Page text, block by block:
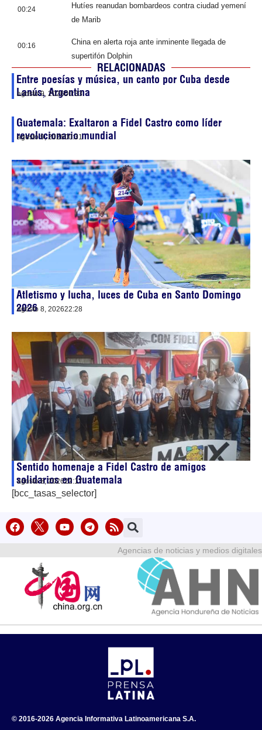
00:24
Hutíes reanudan bombardeos contra ciudad yemení
de Marib
00:16
China en alerta roja ante inminente llegada de
supertifón Dolphin
RELACIONADAS
Entre poesías y música, un canto por Cuba desde
Lanús, Argentina
agosto 9, 202600:33
Guatemala: Exaltaron a Fidel Castro como líder
revolucionario mundial
agosto 9, 202600:31
Atletismo y lucha, luces de Cuba en Santo Domingo
2026
agosto 8, 202622:28
Sentido homenaje a Fidel Castro de amigos
solidarios en Guatemala
agosto 8, 202622:17
[bcc_tasas_selector]
Agencias de noticias y medios digitales
© 2016-2026 Agencia Informativa Latinoamericana S.A.